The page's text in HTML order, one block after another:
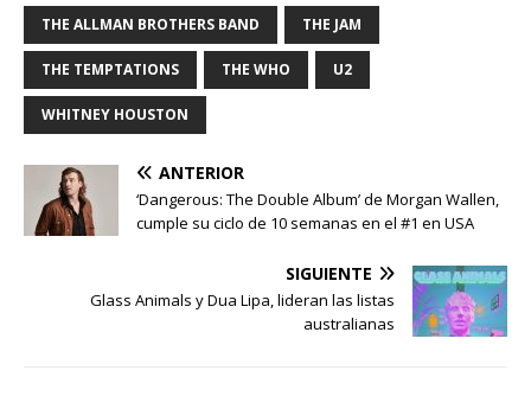
THE ALLMAN BROTHERS BAND THE JAM
THE TEMPTATIONS THE WHO U2
WHITNEY HOUSTON
ANTERIOR
‘Dangerous: The Double Album’ de Morgan Wallen,
cumple su ciclo de 10 semanas en el #1 en USA
SIGUIENTE
Glass Animals y Dua Lipa, lideran las listas
australianas